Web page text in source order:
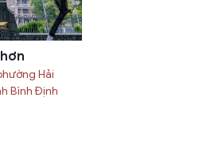
Hải
Bình Định